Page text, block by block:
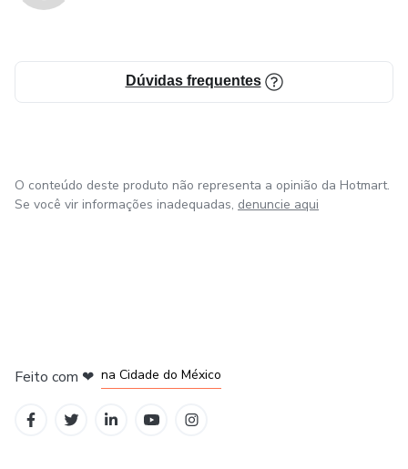
Dúvidas frequentes
O conteúdo deste produto não representa a opinião da Hotmart.
Se você vir informações inadequadas, denuncie aqui
Feito com ❤ na Cidade do México